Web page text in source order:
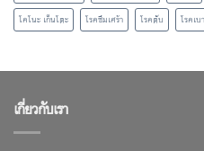
โคโนะ เก็นโตะ
โรคซึมเศร้า โรคตับ โรคเ
เกี่ยวกับเรา